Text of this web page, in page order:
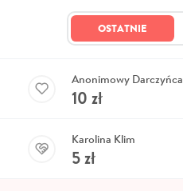
OSTATNIE
Anonimowy Darczyńca
10 zł
Karolina Klim
5zł